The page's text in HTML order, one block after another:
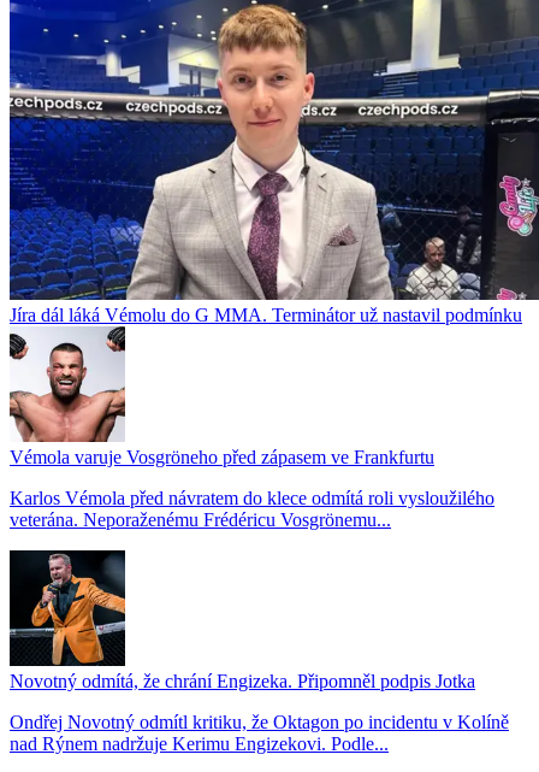
Jíra dál láká Vémolu do G MMA. Terminátor už nastavil podmínku
Vémola varuje Vosgröneho před zápasem ve Frankfurtu
Karlos Vémola před návratem do klece odmítá roli vysloužilého
veterána. Neporaženému Frédéricu Vosgrönemu...
Novotný odmítá, že chrání Engizeka. Připomněl podpis Jotka
Ondřej Novotný odmítl kritiku, že Oktagon po incidentu v Kolíně
nad Rýnem nadržuje Kerimu Engizekovi. Podle...